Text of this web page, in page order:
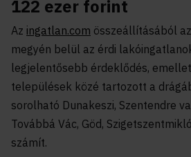
122 ezer forint
Az ingatlan.com összeállításából
megyén belül az érdi
legjelentősebb érdeklődés,
települések közé tartozott a
sorolható Dunakeszi, Szentendre
Továbbá Vác, Göd,
számít.